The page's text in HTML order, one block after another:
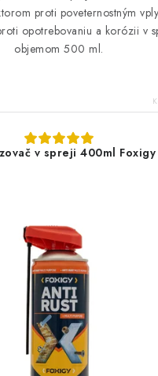
proti poveternostným
opotrebovaniu a korózii v
objemom 500 ml.
v spreji 400ml Foxigy